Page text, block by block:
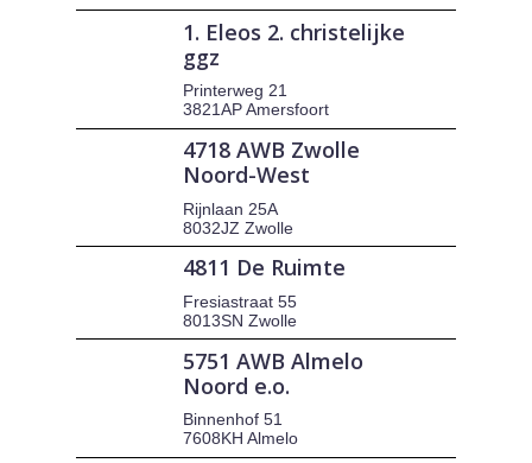
1. Eleos 2. christelijke
ggz
Printerweg 21
3821AP Amersfoort
4718 AWB Zwolle
Noord-West
Rijnlaan 25A
8032JZ Zwolle
4811 De Ruimte
Fresiastraat 55
8013SN Zwolle
5751 AWB Almelo
Noord e.o.
Binnenhof 51
7608KH Almelo